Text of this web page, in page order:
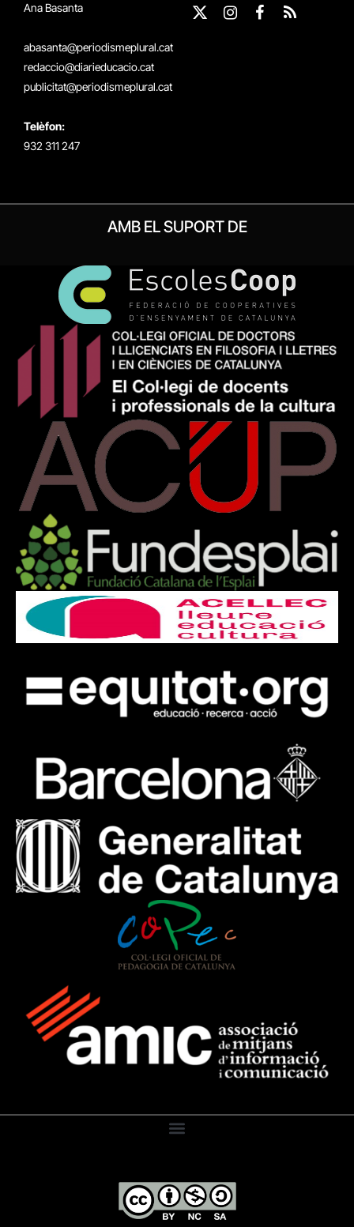
Ana Basanta
abasanta@periodismeplural.cat
redaccio@diarieducacio.cat
publicitat@periodismeplural.cat
Telèfon:
932 311 247
X
Instagram
Facebook
RSS
AMB EL SUPORT DE